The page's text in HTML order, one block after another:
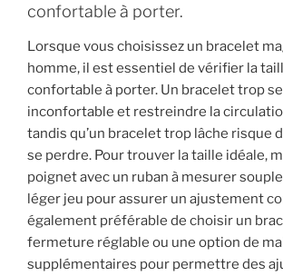
confortable à porter.
Lorsque vous choisissez un bracelet
homme, il est essentiel de vérifier la
confortable à porter. Un bracelet trop
inconfortable et restreindre la
tandis qu’un bracelet trop lâche risque
se perdre. Pour trouver la taille idéale,
poignet avec un ruban à mesurer
léger jeu pour assurer un ajustement
également préférable de choisir un
fermeture réglable ou une option de
supplémentaires pour permettre des